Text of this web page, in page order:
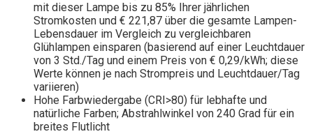
mit dieser Lampe bis zu 85% Ihrer jährlichen
Stromkosten und € 221,87 über die gesamte Lampen-
Lebensdauer im Vergleich zu vergleichbaren
Glühlampen einsparen (basierend auf einer Leuchtdauer
von 3 Std./Tag und einem Preis von € 0,29/kWh; diese
Werte können je nach Strompreis und Leuchtdauer/Tag
variieren)
Hohe Farbwiedergabe (CRI>80) für lebhafte und
natürliche Farben; Abstrahlwinkel von 240 Grad für ein
breites Flutlicht